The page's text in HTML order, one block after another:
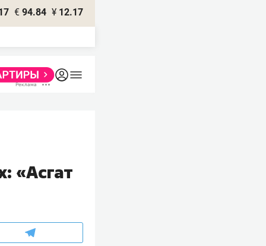
€ 94.84 ¥ 12.17
«Асгат